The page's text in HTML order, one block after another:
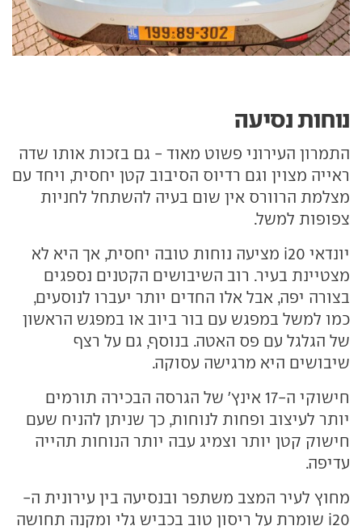
נוחות נסיעה
התמרון העירוני פשוט מאוד - גם בזכות אותו שדה
ראייה מצוין וגם רדיוס הסיבוב קטן יחסית, ויחד עם
מצלמת הרוורס אין שום בעיה להשתחל לחניות
צפופות למשל.
יונדאי i20 מציעה נוחות טובה יחסית, אך היא לא
מצטיינת בעיר. רוב השיבושים הקטנים נספגים
בצורה יפה, אבל אלו החדים יותר יעברו לנוסעים,
כמו למשל במפגש עם בור ביוב או במפגש הראשון
של הגלגל עם פס האטה. בנוסף, גם על רצף
שיבושים היא מרגישה עסוקה.
חישוקי ה-17 אינץ' של הגרסה הבכירה תורמים
יותר לעיצוב ופחות לנוחות, כך שניתן להניח שעם
חישוק קטן יותר וצמיג עבה יותר הנוחות תהייה
עדיפה.
מחוץ לעיר המצב משתפר ובנסיעה בין עירונית ה-
i20 שומרת על ריסון טוב בכביש גלי ומקנה תחושה